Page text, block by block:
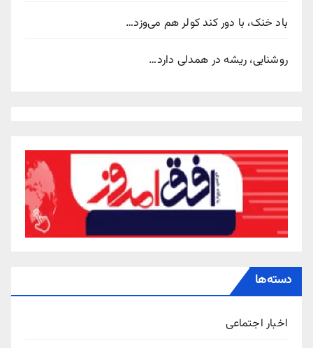
باد خنک، با دور کند کولر هم می‌وزد…
روشنایی، ریشه در همدلی دارد…
دسته‌ها
اخبار اجتماعی